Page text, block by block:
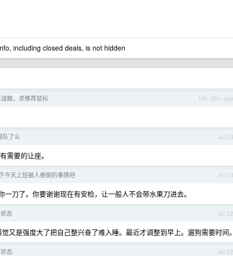
including closed deals, is not hidden
18h 39m ago
触，求推荐鼠标
Jul 23
队了么
需要的让座。
Jul 23
今天上班被人推倒的事情吧
刀了。你要谢谢现在有安检，让一般人不会带水果刀进去。
Jul 22
态
又是强度大了把自己整兴奋了难入睡。最近才调整到早上。遛狗需要时间。
Jul 22
态